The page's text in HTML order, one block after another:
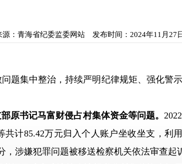
源： 青海省纪委监委网站发布时间： 2024年11月27
集中整治，持续严明纪律规矩、强化警示
原书记马富财侵占村集体资金等问题。
计85.42万元归入个人账户坐收坐支，利
涉嫌犯罪问题被移送检察机关依法审查起